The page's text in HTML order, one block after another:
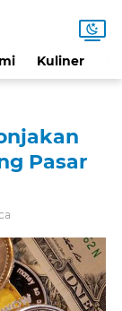
Kuliner
Pasar